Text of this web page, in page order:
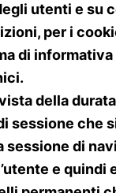
utenti e su
per i
di
della
sessione che
sessione di
e quindi